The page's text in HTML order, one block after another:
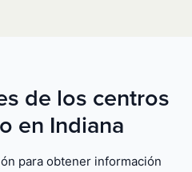
de los centros
en Indiana
para obtener información